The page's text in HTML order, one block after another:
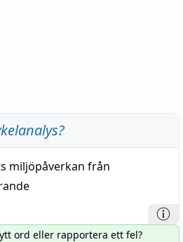
?
miljöpåverkan från
ord eller rapportera ett fel?